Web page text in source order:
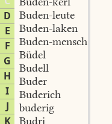
D
E
F
G
H
I
J
Buden-leute
Buden-laken
Buden-mensch
Büdel
Budell
Buder
Buderich
buderig
Budri